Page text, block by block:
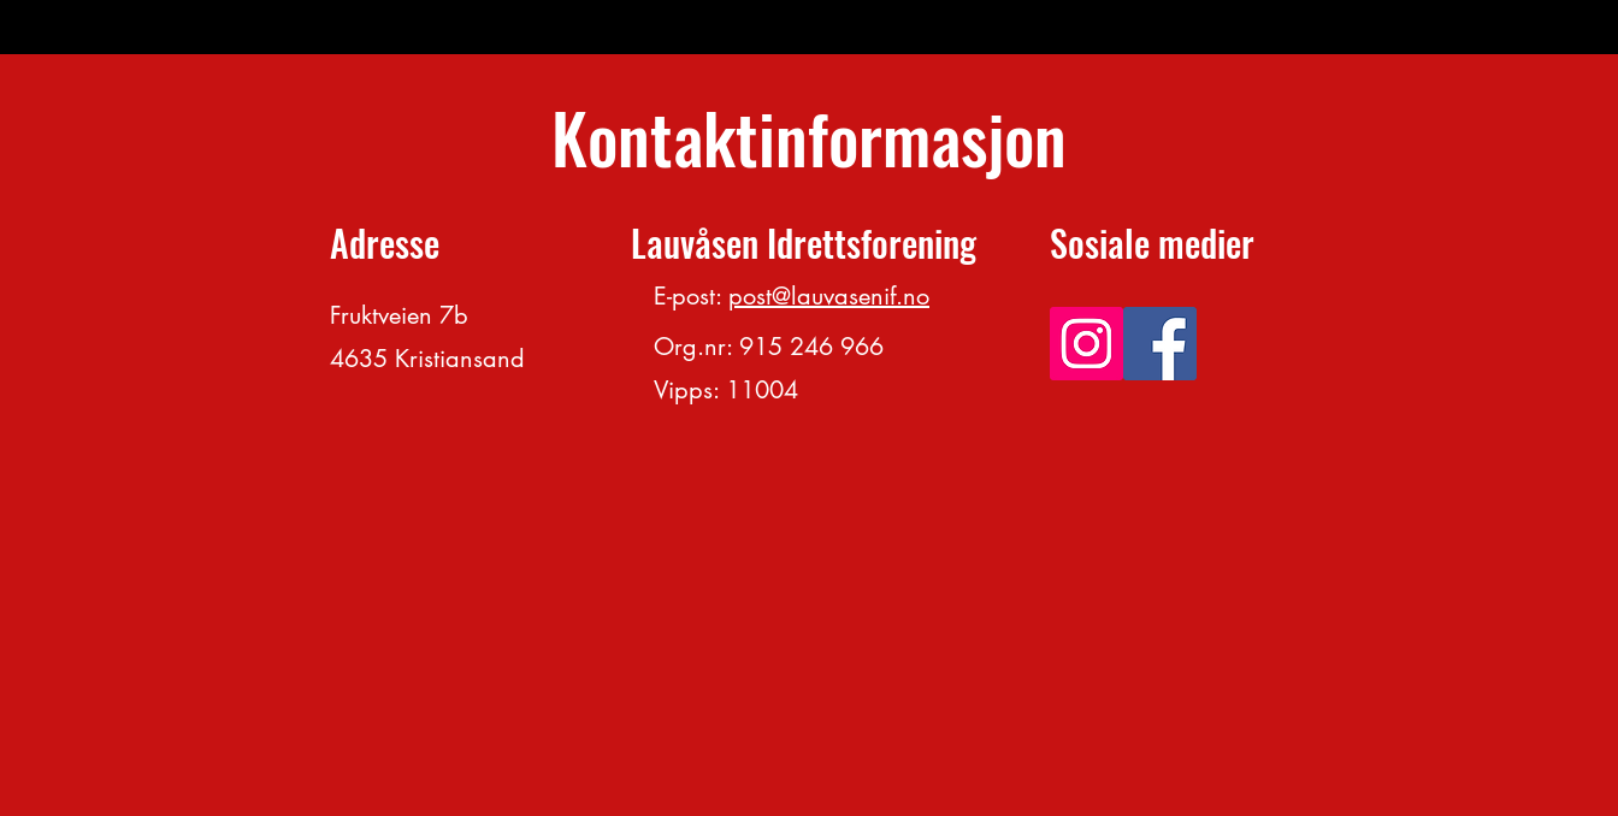
Kontaktinformasjon
Adresse Lauvåsen Idrettsforening
Fruktveien 7b
4635 Kristiansand
E-post: post@lauvasenif.no
Org.nr: 915 246 966
Vipps: 11004
Sosiale medier